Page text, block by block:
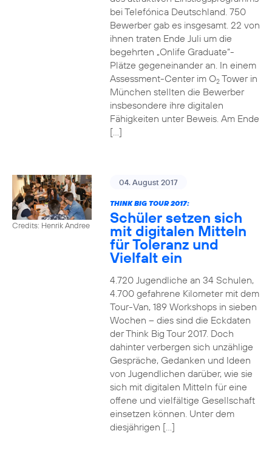
bei Telefónica Deutschland. 750
Bewerber gab es insgesamt. 22 von
ihnen traten Ende Juli um die
begehrten „Onlife Graduate“-
Plätze gegeneinander an. In einem
Assessment-Center im O2Tower in
München stellten die Bewerber
insbesondere ihre digitalen
Fähigkeiten unter Beweis. Am Ende
[…]
Credits: Henrik Andree
04. August 2017
THINK BIG TOUR 2017:
Schüler setzen sich
mit digitalen Mitteln
für Toleranz und
Vielfalt ein
4.720 Jugendliche an 34 Schulen,
4.700 gefahrene Kilometer mit dem
Tour-Van, 189 Workshops in sieben
Wochen – dies sind die Eckdaten
der Think Big Tour 2017. Doch
dahinter verbergen sich unzählige
Gespräche, Gedanken und Ideen
von Jugendlichen darüber, wie sie
sich mit digitalen Mitteln für eine
offene und vielfältige Gesellschaft
einsetzen können. Unter dem
diesjährigen […]